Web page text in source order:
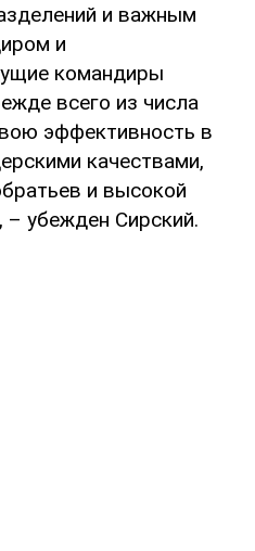
и важным
и
командиры
всего из числа
эффективность в
качествами,
и высокой
– убежден Сирский.